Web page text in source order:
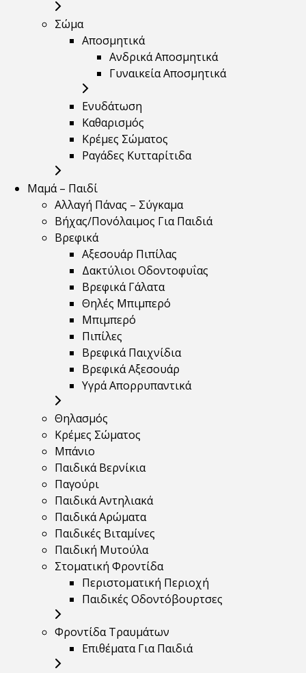
Σώμα
Αποσμητικά
Ανδρικά Αποσμητικά
Γυναικεία Αποσμητικά
Ενυδάτωση
Καθαρισμός
Κρέμες Σώματος
Ραγάδες Κυτταρίτιδα
Μαμά – Παιδί
Αλλαγή Πάνας – Σύγκαμα
Βήχας/Πονόλαιμος Για Παιδιά
Βρεφικά
Αξεσουάρ Πιπίλας
Δακτύλιοι Οδοντοφυΐας
Βρεφικά Γάλατα
Θηλές Μπιμπερό
Μπιμπερό
Πιπίλες
Βρεφικά Παιχνίδια
Βρεφικά Αξεσουάρ
Υγρά Απορρυπαντικά
Θηλασμός
Κρέμες Σώματος
Μπάνιο
Παιδικά Βερνίκια
Παγούρι
Παιδικά Αντηλιακά
Παιδικά Αρώματα
Παιδικές Βιταμίνες
Παιδική Μυτούλα
Στοματική Φροντίδα
Περιστοματική Περιοχή
Παιδικές Οδοντόβουρτσες
Φροντίδα Τραυμάτων
Επιθέματα Για Παιδιά